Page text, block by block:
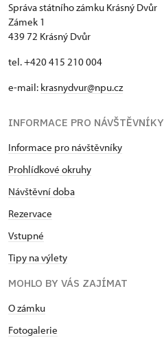
Správa státního zámku Krásný Dvůr
Zámek 1
439 72 Krásný Dvůr
tel. +420 415 210 004
e-mail: krasnydvur@npu.cz
INFORMACE PRO NÁVŠTĚVNÍKY
Informace pro návštěvníky
Prohlídkové okruhy
Návštěvní doba
Rezervace
Vstupné
Tipy na výlety
MOHLO BY VÁS ZAJÍMAT
O zámku
Fotogalerie